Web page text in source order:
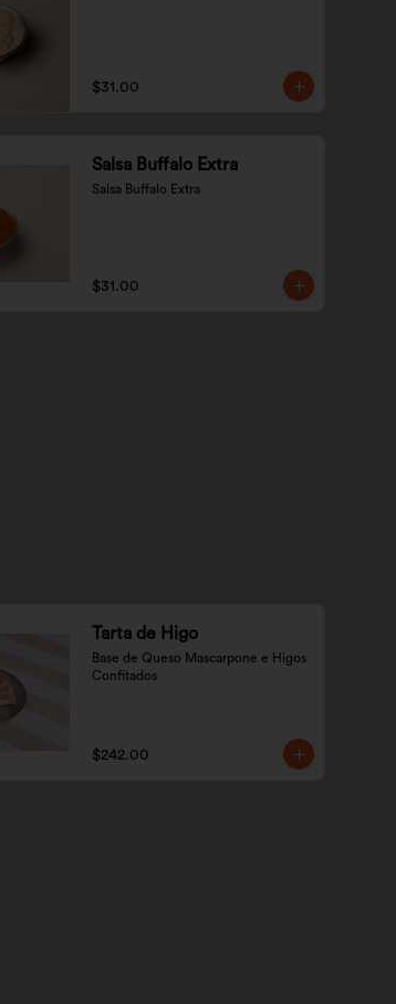
$31.00
Salsa Buffalo Extra
Salsa Buffalo Extra
$31.00
Tarta de Higo
Base de Queso Mascarpone e Higos
Confitados
$242.00